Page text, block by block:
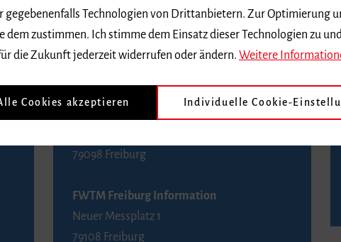
Kaiser-Joseph-Straße 229
79098 Freiburg
Telefon 0761 4968888 (Reservierungen sind
FWTM Tourist-Information
79098 Freiburg
FWTM Freiburg Information
Neuer Messplatz 1
79108 Freiburg
gegebenenfalls Technologien von Drittanbietern. Zur Optimierung
dem zustimmen. Ich stimme dem Einsatz dieser Technologien zu
die Zukunft jederzeit widerrufen oder ändern. Weitere
Cookies akzeptieren Individuelle Cookie-